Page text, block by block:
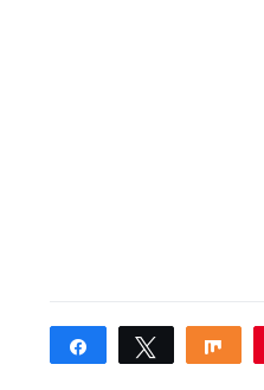
Share Tweet